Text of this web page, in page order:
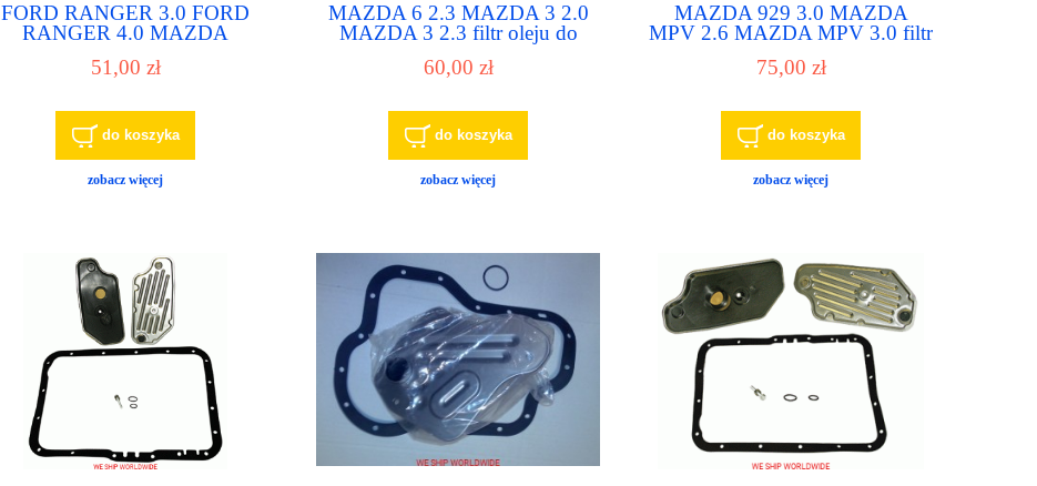
FORD RANGER 3.0 FORD
RANGER 4.0 MAZDA
automatycznej skrzyni biegów
51,00 zł
do koszyka
zobacz więcej
MAZDA 6 2.3 MAZDA 3 2.0
MAZDA 3 2.3 filtr oleju do
skrzyni biegów
60,00 zł
do koszyka
zobacz więcej
MAZDA 929 3.0 MAZDA
MPV 2.6 MAZDA MPV 3.0 filtr
automatycznej skrzyni biegów
75,00 zł
do koszyka
zobacz więcej